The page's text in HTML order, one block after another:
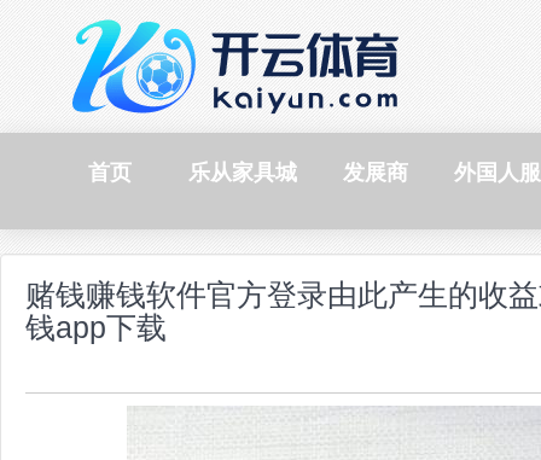
首页 乐从家具城 发展商 外国人
赌钱赚钱软件官方登录由此产生的收
钱app下载